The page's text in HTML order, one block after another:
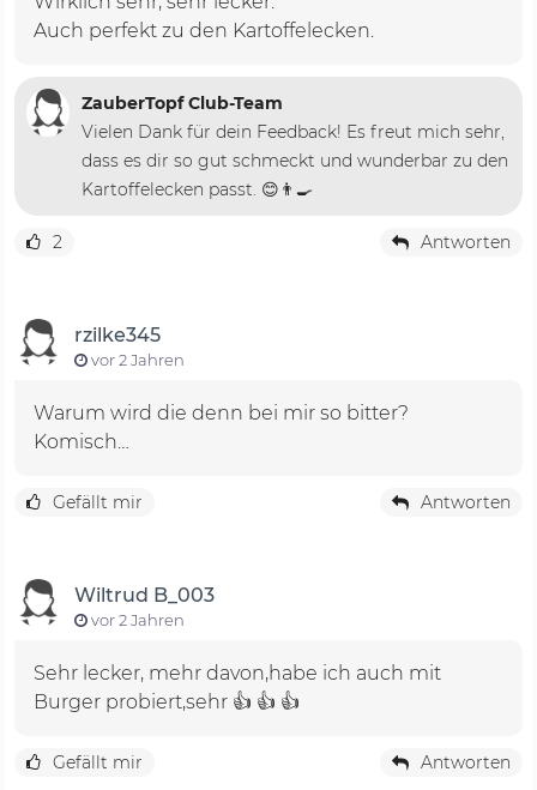
Auch perfekt zu den Kartoffelecken.
ZauberTopf Club-Team
Vielen Dank für dein Feedback! Es freut mich sehr,
dass es dir so gut schmeckt und wunderbar zu den
Kartoffelecken passt. 😊👨‍🍳
2 Antworten
rzilke345
vor 2 Jahren
Warum wird die denn bei mir so bitter?
Komisch…
Gefällt mir Antworten
Wiltrud B_003
vor 2 Jahren
Sehr lecker, mehr davon,habe ich auch mit
Burger probiert,sehr 👍 👍 👍
Gefällt mir Antworten